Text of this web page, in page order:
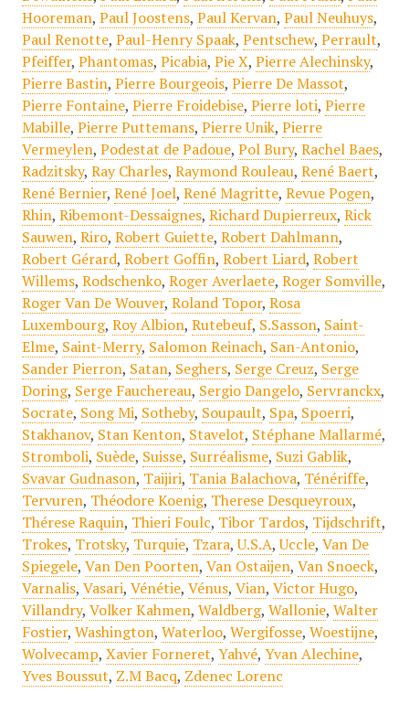
Hooreman, Paul Joostens, Paul Kervan, Paul Neuhuys,
Paul Renotte, Paul-Henry Spaak, Pentschew, Perrault,
Pfeiffer, Phantomas, Picabia, Pie X, Pierre Alechinsky,
Pierre Bastin, Pierre Bourgeois, Pierre De Massot,
Pierre Fontaine, Pierre Froidebise, Pierre loti, Pierre
Mabille, Pierre Puttemans, Pierre Unik, Pierre
Vermeylen, Podestat de Padoue, Pol Bury, Rachel Baes,
Radzitsky, Ray Charles, Raymond Rouleau, René Baert,
René Bernier, René Joel, René Magritte, Revue Pogen,
Rhin, Ribemont-Dessaignes, Richard Dupierreux, Rick
Sauwen, Riro, Robert Guiette, Robert Dahlmann,
Robert Gérard, Robert Goffin, Robert Liard, Robert
Willems, Rodschenko, Roger Averlaete, Roger Somville,
Roger Van De Wouver, Roland Topor, Rosa
Luxembourg, Roy Albion, Rutebeuf, S.Sasson, Saint-
Elme, Saint-Merry, Salomon Reinach, San-Antonio,
Sander Pierron, Satan, Seghers, Serge Creuz, Serge
Doring, Serge Fauchereau, Sergio Dangelo, Servranckx,
Socrate, Song Mi, Sotheby, Soupault, Spa, Spoerri,
Stakhanov, Stan Kenton, Stavelot, Stéphane Mallarmé,
Stromboli, Suède, Suisse, Surréalisme, Suzi Gablik,
Svavar Gudnason, Taijiri, Tania Balachova, Ténériffe,
Tervuren, Théodore Koenig, Therese Desqueyroux,
Thérese Raquin, Thieri Foulc, Tibor Tardos, Tijdschrift,
Trokes, Trotsky, Turquie, Tzara,U.S.A,Uccle, Van De
Spiegele, Van Den Poorten, Van Ostaijen, Van Snoeck,
Varnalis, Vasari, Vénétie, Vénus, Vian, Victor Hugo,
Villandry, Volker Kahmen, Waldberg, Wallonie, Walter
Fostier, Washington, Waterloo, Wergifosse, Woestijne,
Wolvecamp, Xavier Forneret, Yahvé, Yvan Alechine,
Yves Boussut, Z.M Bacq, Zdenec Lorenc